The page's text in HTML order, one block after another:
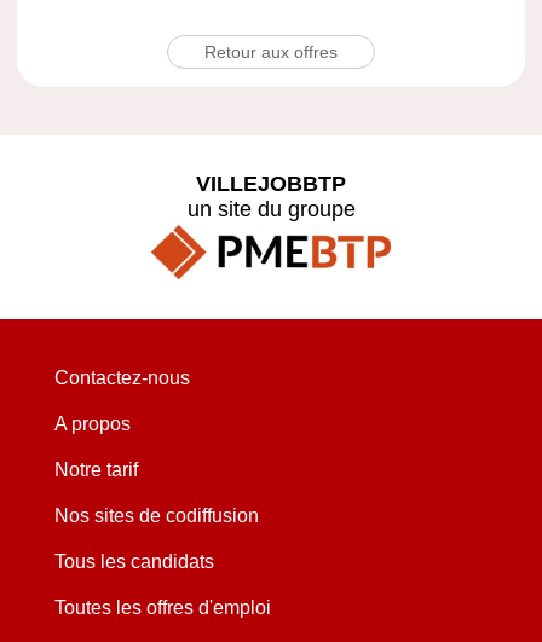
Retour aux offres
VILLEJOBBTP
un site du groupe
Contactez-nous
A propos
Notre tarif
Nos sites de codiffusion
Tous les candidats
Toutes les offres d'emploi